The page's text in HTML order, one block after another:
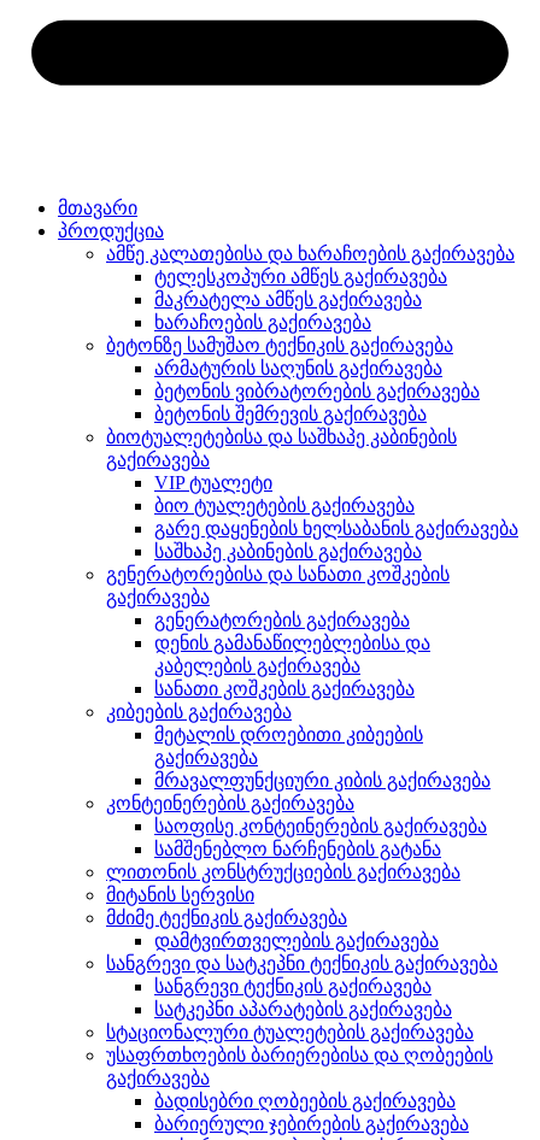
მთავარი
პროდუქცია
ამწე კალათებისა და ხარაჩოების გაქირავება
ტელესკოპური ამწეს გაქირავება
მაკრატელა ამწეს გაქირავება
ხარაჩოების გაქირავება
ბეტონზე სამუშაო ტექნიკის გაქირავება
არმატურის საღუნის გაქირავება
ბეტონის ვიბრატორების გაქირავება
ბეტონის შემრევის გაქირავება
ბიოტუალეტებისა და საშხაპე კაბინების
გაქირავება
VIP ტუალეტი
ბიო ტუალეტების გაქირავება
გარე დაყენების ხელსაბანის გაქირავება
საშხაპე კაბინების გაქირავება
გენერატორებისა და სანათი კოშკების
გაქირავება
გენერატორების გაქირავება
დენის გამანაწილებლებისა და
კაბელების გაქირავება
სანათი კოშკების გაქირავება
კიბეების გაქირავება
მეტალის დროებითი კიბეების
გაქირავება
მრავალფუნქციური კიბის გაქირავება
კონტეინერების გაქირავება
საოფისე კონტეინერების გაქირავება
სამშენებლო ნარჩენების გატანა
ლითონის კონსტრუქციების გაქირავება
მიტანის სერვისი
მძიმე ტექნიკის გაქირავება
დამტვირთველების გაქირავება
სანგრევი და სატკეპნი ტექნიკის გაქირავება
სანგრევი ტექნიკის გაქირავება
სატკეპნი აპარატების გაქირავება
სტაციონალური ტუალეტების გაქირავება
უსაფრთხოების ბარიერებისა და ღობეების
გაქირავება
ბადისებრი ღობეების გაქირავება
ბარიერული ჯებირების გაქირავება